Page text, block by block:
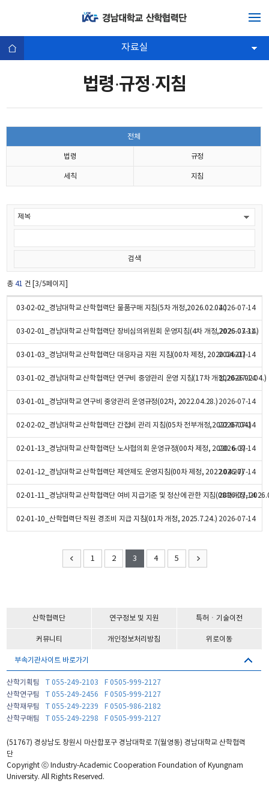
자료실
법령·규정·지침
전체
법령 규정
세칙 지침
총 41 건 [3/5페이지]
03-02-02_경남대학교 산학협력단 물품구매 지침(5차 개정,2026.02.04.)2026-07-14
03-02-01_경남대학교 산학협력단 장비심의위원회 운영지침(4차 개정,2026.03.31.)
2026-07-14
03-01-03_경남대학교 산학협력단 대응자금 지원 지침(00차 제정, 2020.04.21)
2026-07-14
03-01-02_경남대학교 산학협력단 연구비 중앙관리 운영 지침(17차 개정,2026.02.04.)
2026-07-14
03-01-01_경남대학교 연구비 중앙관리 운영규정(02차, 2022.04.28.)2026-07-14
02-02-02_경남대학교 산학협력단 간접비 관리 지침(05차 전부개정,2022.07.04.)
2026-07-14
02-01-13_경남대학교 산학협력단 노사협의회 운영규정(00차 제정, 2020. 6. 3)
2026-07-14
02-01-12_경남대학교 산학협력단 제안제도 운영지침(00차 제정, 2022.04.27)
2026-07-14
02-01-11_경남대학교 산학협력단 여비 지급기준 및 정산에 관한 지침(08차개정,
2026-07-14
02-01-10_산학협력단 직원 경조비 지급 지침(01차 개정, 2025.7.24.) 2026-07-14
1 2 3 4 5
산학협력단 연구정보 및 지원 특허ㆍ기술이전
커뮤니티 개인정보처리방침 위로이동
부속기관사이트 바로가기
산학기획팀 T 055-249-2103
F 0505-999-2127
산학연구팀
T 055-249-2456
F 0505-999-2127
산학재무팀
T 055-249-2239
F 0505-986-2182
산학구매팀
T 055-249-2298 F 0505-999-2127
(51767) 경상남도 창원시 마산합포구 경남대학로 7(월영동) 경남대학교 산학협력
단
Copyright ⓒ Industry-Academic Cooperation Foundation of Kyungnam
University. All Rights Reserved.